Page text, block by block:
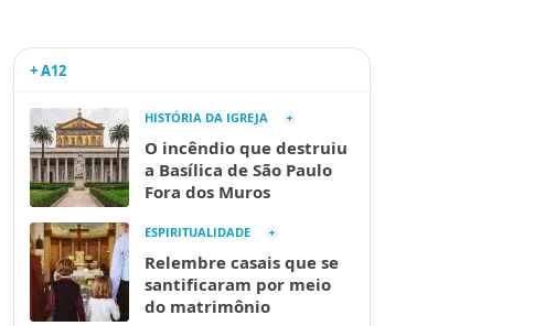
+ A12
HISTÓRIA DA IGREJA
O incêndio que destruiu
a Basílica de São Paulo
Fora dos Muros
ESPIRITUALIDADE
Relembre casais que se
santificaram por meio
do matrimônio